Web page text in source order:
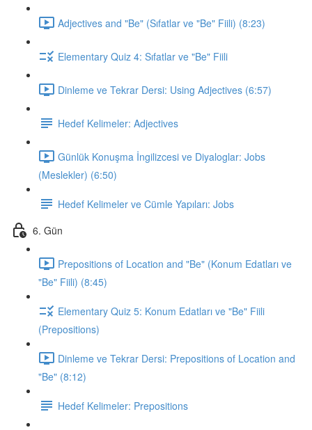
Adjectives and "Be" (Sıfatlar ve "Be" Fiili) (8:23)
Elementary Quiz 4: Sıfatlar ve "Be" Fiili
Dinleme ve Tekrar Dersi: Using Adjectives (6:57)
Hedef Kelimeler: Adjectives
Günlük Konuşma İngilizcesi ve Diyaloglar: Jobs
(Meslekler) (6:50)
Hedef Kelimeler ve Cümle Yapıları: Jobs
6. Gün
Prepositions of Location and "Be" (Konum Edatları ve
"Be" Fiili) (8:45)
Elementary Quiz 5: Konum Edatları ve "Be" Fiili
(Prepositions)
Dinleme ve Tekrar Dersi: Prepositions of Location and
"Be" (8:12)
Hedef Kelimeler: Prepositions